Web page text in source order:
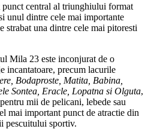
punct central al triunghiului format
unul dintre cele mai importante
strabat una dintre cele mai pitoresti
Mila 23 este inconjurat de o
incantatoare, precum lacurile
Bodaproste, Matita, Babina,
Sontea, Eracle, Lopatna si Olguta,
mii de pelicani, lebede sau
mai important punct de atractie din
pescuitului sportiv.